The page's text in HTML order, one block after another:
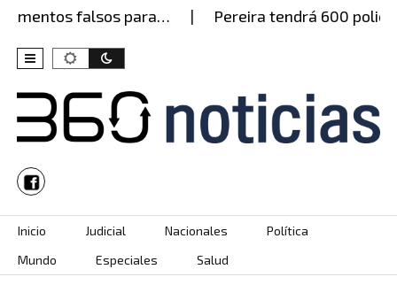
falsos para… Pereira tendrá 600 policías
Skip to content
Inicio Judicial Nacionales
Política
Mundo
Especiales Salud